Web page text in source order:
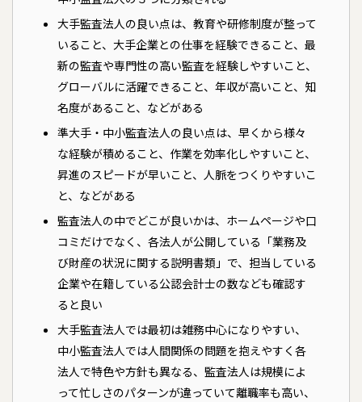
大手監査法人の良い点は、教育や研修制度が整って
いること、大手企業との仕事を経験できること、最
新の監査や専門性の高い監査を経験しやすいこと、
グローバルに活躍できること、年収が高いこと、知
名度があること、などがある
準大手・中小監査法人の良い点は、早くから様々
な経験が積めること、作業を効率化しやすいこと、
昇進のスピードが早いこと、人脈をつくりやすいこ
と、などがある
監査法人の中でどこが良いかは、ホームページや口
コミだけでなく、各法人が公開している「業務及
び財産の状況に関する説明書類」で、担当している
企業や在籍している公認会計士の数なども確認す
ると良い
大手監査法人では最初は雑務中心になりやすい、
中小監査法人では人間関係の問題を抱えやすく各
法人で特色や方針も異なる、監査法人は規模によ
って忙しさのパターンが違っていて離職率も高い、